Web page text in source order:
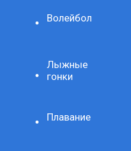
Волейбол
Лыжные
гонки
Плавание